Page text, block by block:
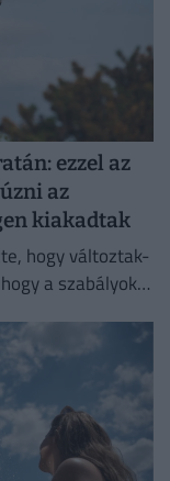
ezzel az
az
kiakadtak
hogy változtak-
a szabályok